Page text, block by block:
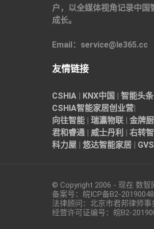
户，以全媒体视角记录中国
成长。
Email：service@le365.cc
友情链接
CSHIA | KNX中国 | 智能头条
CSHIA智能家居创业营|
向往智能 | 瑞瀛物联 | 金牌
君和睿通 | 威士丹利 | 右转
科力屋 | 悠达智能家居 |
© Copyright 2006 - 现在 数智
备案号： 皖ICP备B2-20190048
法律顾问：北京市君邦律师事
经营许可证编号：皖B2-